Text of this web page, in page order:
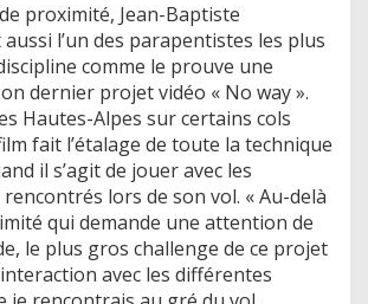
proximité, Jean-Baptiste
l’un des parapentistes les plus
comme le prouve une
dernier projet vidéo « No way ».
Hautes-Alpes sur certains cols
fait l’étalage de toute la technique
il s’agit de jouer avec les
lors de son vol. « Au-delà
qui demande une attention de
le plus gros challenge de ce projet
avec les différentes